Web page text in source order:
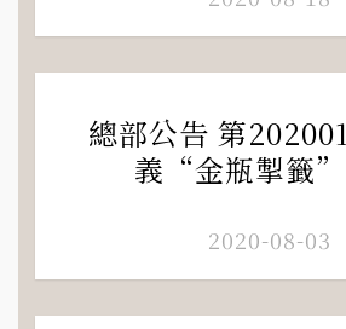
總部公告 第
義“金瓶掣籤
2020-08-03